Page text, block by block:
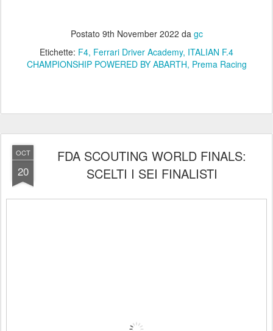
Postato 9th November 2022 da gc
Etichette: F4 Ferrari Driver Academy ITALIAN F.4
CHAMPIONSHIP POWERED BY ABARTH Prema Racing
OCT
20
FDA SCOUTING WORLD FINALS:
SCELTI I SEI FINALISTI